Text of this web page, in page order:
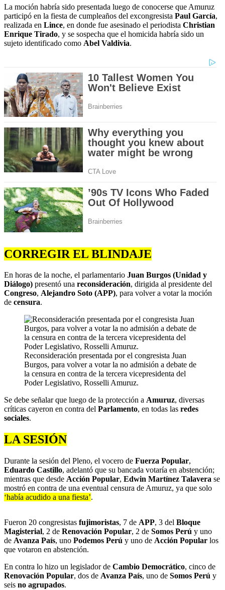
La moción habría sido presentada luego de conocerse que Amuruz
participó en la fiesta de cumpleaños del excongresista Paul García,
realizada en Lince, en donde fue asesinado el periodista Christian
Enrique Tirado, y se sospecha que el homicida habría sido un
sujeto identificado como Abel Valdivia.
CORREGIR EL BLINDAJE
En horas de la noche, el parlamentario Juan Burgos (Unidad y
Diálogo) presentó una reconsideración, dirigida al presidente del
Congreso, Alejandro Soto (APP), para volver a votar la moción
de censura.
Reconsideración presentada por el congresista Juan
Burgos, para volver a votar la no admisión a debate de
la censura en contra de la tercera vicepresidenta del
Poder Legislativo, Rosselli Amuruz.
Se debe señalar que luego de la protección a Amuruz, diversas
críticas cayeron en contra del Parlamento, en todas las redes
sociales.
LA SESIÓN
Durante la sesión del Pleno, el vocero de Fuerza Popular,
Eduardo Castillo, adelantó que su bancada votaría en abstención;
mientras que desde Acción Popular, Edwin Martínez Talavera se
mostró en contra de una eventual censura de Amuruz, ya que solo
‘había acudido a una fiesta’.
Fueron 20 congresistas fujimoristas, 7 de APP, 3 del Bloque
Magisterial, 2 de Renovación Popular, 2 de Somos Perú y uno
de Avanza País, uno Podemos Perú y uno de Acción Popular los
que votaron en abstención.
En contra lo hizo un legislador de Cambio Democrático, cinco de
Renovación Popular, dos de Avanza País, uno de Somos Perú y
seis no agrupados.